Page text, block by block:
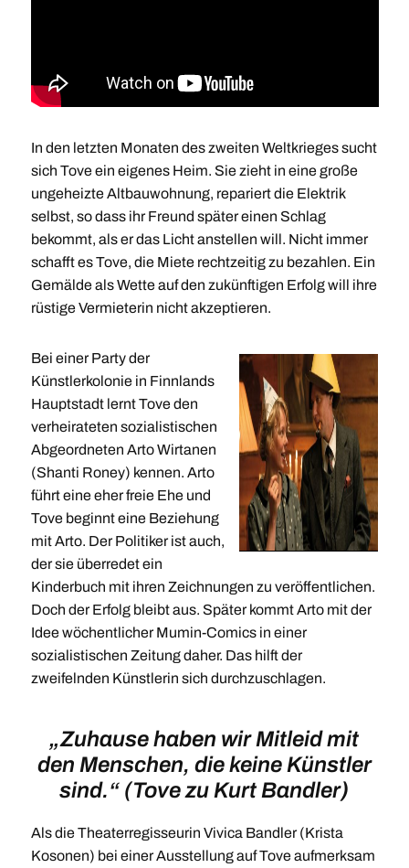
In den letzten Monaten des zweiten Weltkrieges sucht
sich Tove ein eigenes Heim. Sie zieht in eine große
ungeheizte Altbauwohnung, repariert die Elektrik
selbst, so dass ihr Freund später einen Schlag
bekommt, als er das Licht anstellen will. Nicht immer
schafft es Tove, die Miete rechtzeitig zu bezahlen. Ein
Gemälde als Wette auf den zukünftigen Erfolg will ihre
rüstige Vermieterin nicht akzeptieren.
Bei einer Party der
Künstlerkolonie in Finnlands
Hauptstadt lernt Tove den
verheirateten sozialistischen
Abgeordneten Arto Wirtanen
(Shanti Roney) kennen. Arto
führt eine eher freie Ehe und
Tove beginnt eine Beziehung
mit Arto. Der Politiker ist auch,
der sie überredet ein
Kinderbuch mit ihren Zeichnungen zu veröffentlichen.
Doch der Erfolg bleibt aus. Später kommt Arto mit der
Idee wöchentlicher Mumin-Comics in einer
sozialistischen Zeitung daher. Das hilft der
zweifelnden Künstlerin sich durchzuschlagen.
„Zuhause haben wir Mitleid mit
den Menschen, die keine Künstler
sind.“ (Tove zu Kurt Bandler)
Als die Theaterregisseurin Vivica Bandler (Krista
Kosonen) bei einer Ausstellung auf Tove aufmerksam